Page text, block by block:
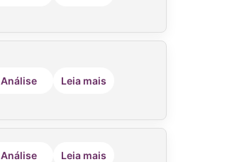
Análise Leia mais
Análise Leia mais